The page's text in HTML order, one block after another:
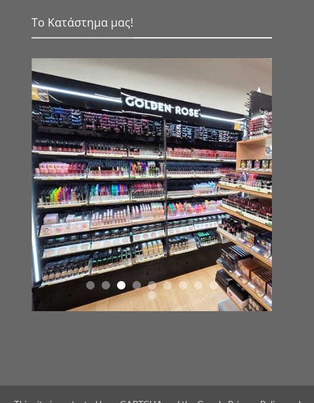
Το Κατάστημα μας!